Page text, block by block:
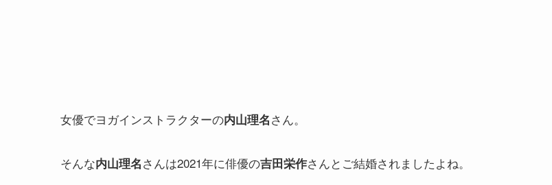
女優でヨガインストラクターの内山理名さん。
そんな内山理名さんは2021年に俳優の吉田栄作さんとご結婚されましたよね。